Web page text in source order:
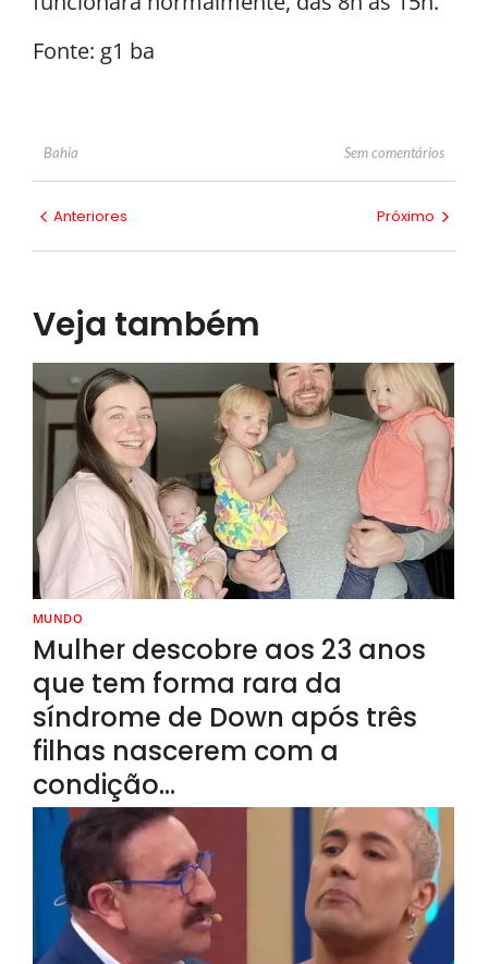
Fonte: g1 ba
Bahia Sem comentários
Anteriores Próximo
Veja também
MUNDO
Mulher descobre aos 23 anos
que tem forma rara da
síndrome de Down após três
filhas nascerem com a
condição…